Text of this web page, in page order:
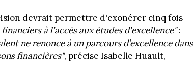
devrait permettre d'exonérer cinq fois
à l'accès aux études d'excellence":
ne renonce à un parcours d’excellence dans
financières", précise Isabelle Huault,